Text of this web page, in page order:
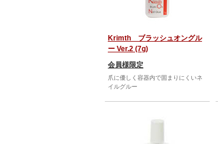
Krimth ブラッシュオングル
ー Ver.2 (7g)
会員様限定
爪に優しく容器内で固まりにくいネ
イルグルー